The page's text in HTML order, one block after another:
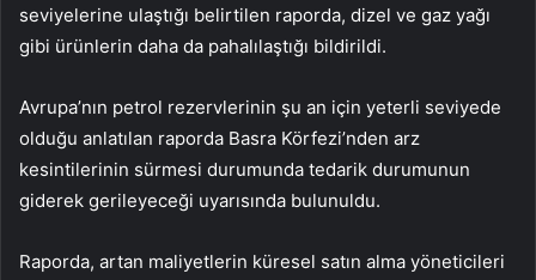
seviyelerine ulaştığı belirtilen raporda, dizel ve gaz yağı
gibi ürünlerin daha da pahalılaştığı bildirildi.
Avrupa’nın petrol rezervlerinin şu an için yeterli seviyede
olduğu anlatılan raporda Basra Körfezi’nden arz
kesintilerinin sürmesi durumunda tedarik durumunun
giderek gerileyeceği uyarısında bulunuldu.
Raporda, artan maliyetlerin küresel satın alma yöneticileri